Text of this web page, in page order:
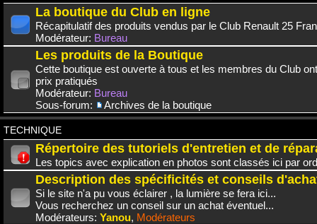
La boutique du Club en ligne
Récapitulatif des produits vendus par le Club Renault 25
Modérateur: Bureau
Les produits de la Boutique
Cette boutique est ouverte à tous et les membres du Club
prix pratiqués
Modérateur: Bureau
Sous-forum:
Archives de la boutique
TECHNIQUE
Répertoire des tutoriels d'entretien et de
Les topics avec explication en photos sont classés ici par
Description des spécificités et conseils
Si le site n'a pu vous éclairer , la lumière se fera ici...
Vous recherchez un conseil sur un achat éventuel...
Modérateurs: Yanou, Modérateurs